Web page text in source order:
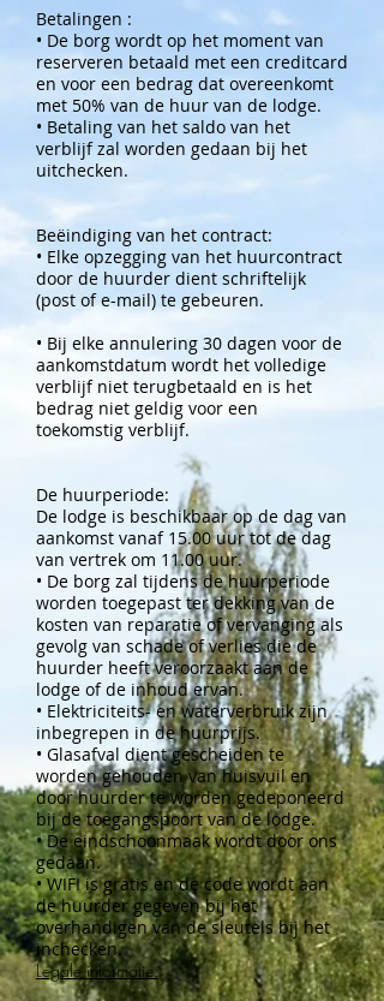
Betalingen :
• De borg wordt op het moment van
reserveren betaald met een creditcard
en voor een bedrag dat overeenkomt
met 50% van de huur van de lodge.
• Betaling van het saldo van het
verblijf zal worden gedaan bij het
uitchecken.
Beëindiging van het contract:
• Elke opzegging van het huurcontract
door de huurder dient schriftelijk
(post of e-mail) te gebeuren.
• Bij elke annulering 30 dagen voor de
aankomstdatum wordt het volledige
verblijf niet terugbetaald en is het
bedrag niet geldig voor een
toekomstig verblijf.
De huurperiode:
De lodge is beschikbaar op de dag van
aankomst vanaf 15.00 uur tot de dag
van vertrek om 11.00 uur.
• De borg zal tijdens de huurperiode
worden toegepast ter dekking van de
kosten van reparatie of vervanging als
gevolg van schade of verlies die de
huurder heeft veroorzaakt aan de
lodge of de inhoud ervan.
• Elektriciteits- en waterverbruik zijn
inbegrepen in de huurprijs.
• Glasafval dient gescheiden te
worden gehouden van huisvuil en
door huurder te worden gedeponeerd
bij de toegangspoort van de lodge.
• De eindschoonmaak wordt door ons
gedaan.
• WIFI is gratis en de code wordt aan
de huurder gegeven bij het
overhandigen van de sleutels bij het
inchecken.
Legale informatie: